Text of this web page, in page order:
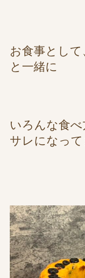
お食事とし
と一緒に
いろんな食
サレになっ